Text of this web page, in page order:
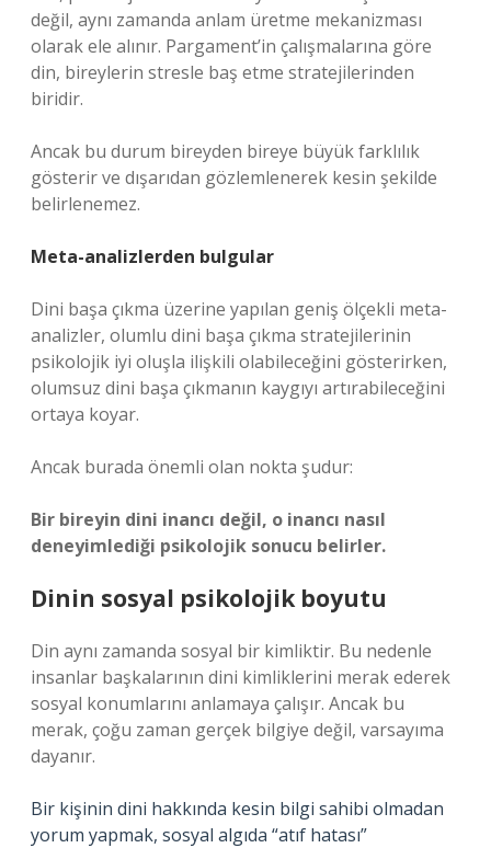
değil, aynı zamanda anlam üretme mekanizması
olarak ele alınır. Pargament’in çalışmalarına göre
din, bireylerin stresle baş etme stratejilerinden
biridir.
Ancak bu durum bireyden bireye büyük farklılık
gösterir ve dışarıdan gözlemlenerek kesin şekilde
belirlenemez.
Meta-analizlerden bulgular
Dini başa çıkma üzerine yapılan geniş ölçekli meta-
analizler, olumlu dini başa çıkma stratejilerinin
psikolojik iyi oluşla ilişkili olabileceğini gösterirken,
olumsuz dini başa çıkmanın kaygıyı artırabileceğini
ortaya koyar.
Ancak burada önemli olan nokta şudur:
Bir bireyin dini inancı değil, o inancı nasıl
deneyimlediği psikolojik sonucu belirler.
Dinin sosyal psikolojik boyutu
Din aynı zamanda sosyal bir kimliktir. Bu nedenle
insanlar başkalarının dini kimliklerini merak ederek
sosyal konumlarını anlamaya çalışır. Ancak bu
merak, çoğu zaman gerçek bilgiye değil, varsayıma
dayanır.
Bir kişinin dini hakkında kesin bilgi sahibi olmadan
yorum yapmak, sosyal algıda “atıf hatası”